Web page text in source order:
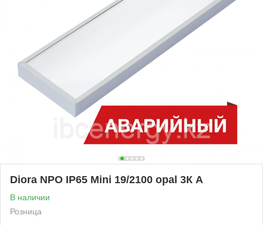
Diora NPO IP65 Mini 19/2100 opal 3К A
В наличии
Розница